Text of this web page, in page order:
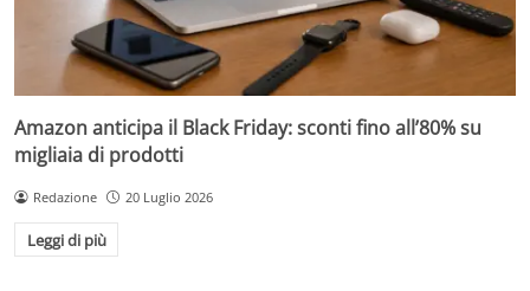
Amazon anticipa il Black Friday: sconti fino all’80% su
migliaia di prodotti
Redazione 20 Luglio 2026
Leggi di più